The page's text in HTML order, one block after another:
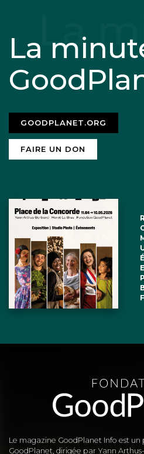
La
GOODPLANET.ORG
FAIRE UN DON
Le magazine GoodPlanet Info est
GoodPlanet, dirigée par Yann